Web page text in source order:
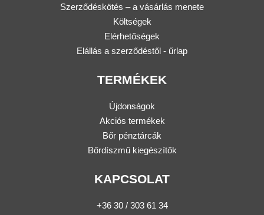
Szerződéskötés – a vásárlás menete
Költségek
Elérhetőségek
Elállás a szerződéstől - űrlap
TERMÉKEK
Újdonságok
Akciós termékek
Bőr pénztárcák
Bőrdíszmű kiegészítők
KAPCSOLAT
+36 30 / 303 61 34